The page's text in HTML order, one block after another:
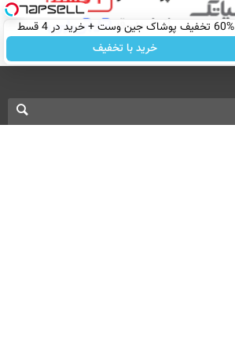
60% تخفیف پوشاک جین وست + خرید در 4 قسط
خرید با تخفیف